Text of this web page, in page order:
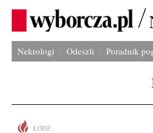
Nekrologi Odeszli Poradnik
ŁÓDŹ